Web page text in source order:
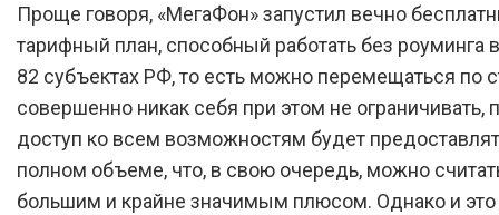
Проще говоря, «МегаФон» запустил вечно
тарифный план, способный работать без роуминга
82 субъектах РФ, то есть можно перемещаться по
совершенно никак себя при этом не ограничивать,
доступ ко всем возможностям будет
полном объеме, что, в свою очередь, можно
большим и крайне значимым плюсом. Однако и